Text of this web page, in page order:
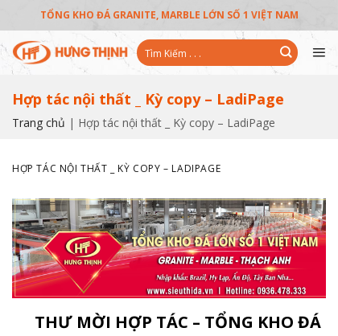
TỔNG KHO ĐÁ GRANITE, MARBLE LỚN SỐ 1 VIỆT NAM
Tìm
kiếm:
Hợp tác nội thất _ Kỳ copy – LadiPage
Trang chủ | Hợp tác nội thất _ Kỳ copy – LadiPage
HỢP TÁC NỘI THẤT _ KỲ COPY – LADIPAGE
THƯ MỜI HỢP TÁC – TỔNG KHO ĐÁ